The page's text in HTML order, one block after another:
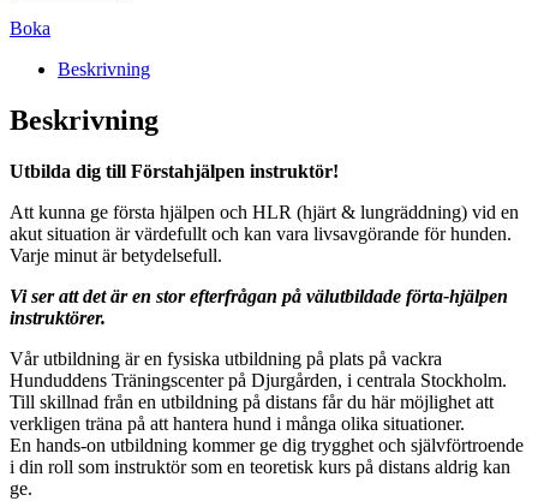
Boka
Beskrivning
Beskrivning
Utbilda dig till Förstahjälpen instruktör!
Att kunna ge första hjälpen och HLR (hjärt & lungräddning) vid en
akut situation är värdefullt och kan vara livsavgörande för hunden.
Varje minut är betydelsefull.
Vi ser att det är en stor efterfrågan på välutbildade förta-hjälpen
instruktörer.
Vår utbildning är en fysiska utbildning på plats på vackra
Hunduddens Träningscenter på Djurgården, i centrala Stockholm.
Till skillnad från en utbildning på distans får du här möjlighet att
verkligen träna på att hantera hund i många olika situationer.
En hands-on utbildning kommer ge dig trygghet och självförtroende
i din roll som instruktör som en teoretisk kurs på distans aldrig kan
ge.